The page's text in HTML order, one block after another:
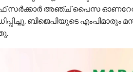
അഞ്ച് പൈസ
ബിജെപിയുടെ